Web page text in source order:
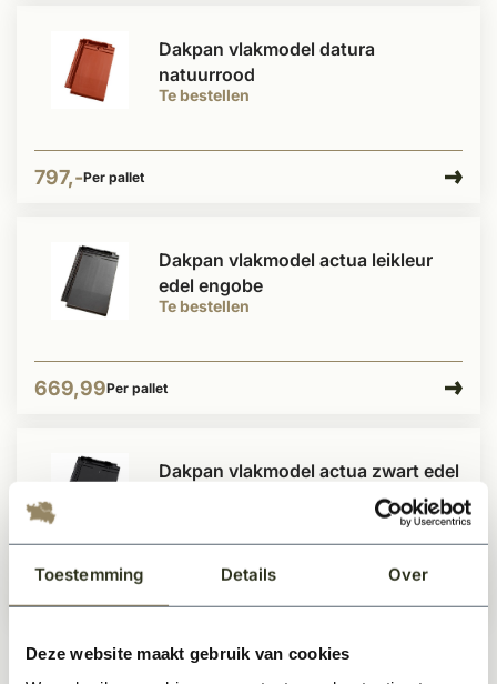
Toestemming Details Over
Deze website maakt gebruik van cookies
Te bestellen
Dakpan vlakmodel datura
natuurrood
797,-Per pallet
Te bestellen
Dakpan vlakmodel actua leikleur
edel engobe
669,99Per pallet
Dakpan vlakmodel actua zwart edel
653,50